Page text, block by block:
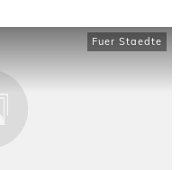
Fuer Staedte